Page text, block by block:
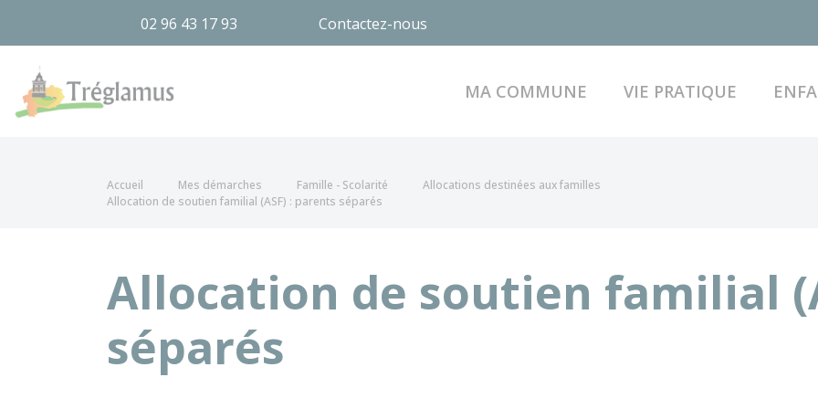
02 96 43 17 93 Contactez-nous
MA COMMUNE VIE PRATIQUE
Accueil Mes démarches Famille - Scolarité
Allocations destinées aux familles
Allocation de soutien familial (ASF) : parents séparés
Allocation de soutien familial
séparés